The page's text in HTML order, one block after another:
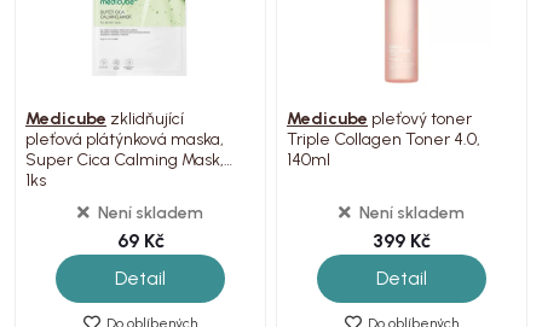
Medicube zklidňující
pleťová plátýnková maska,
Super Cica Calming Mask,
1ks
Není skladem
69 Kč
Detail
Do oblíbených
Medicube pleťový toner
Triple Collagen Toner 4.0,
140ml
Není skladem
399 Kč
Detail
Do oblíbených